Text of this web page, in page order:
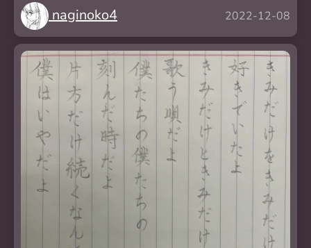
naginoko4 2022-12-08